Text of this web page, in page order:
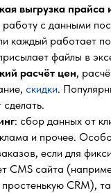
выгрузка прайса
с данными
каждый работает
файлы в
расчёт цен,
скидки.
: сбор данных от
и прочее.
если для
CMS сайта
CRM),